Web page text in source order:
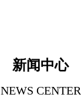
新闻中心
NEWS CENTER